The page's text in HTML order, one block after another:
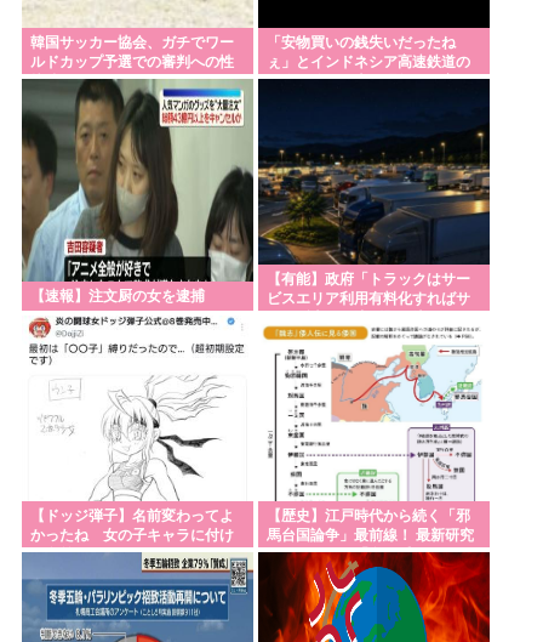
Powered by livedoor 相互RSS
韓国サッカー協会、ガチでワー
ルドカップ予選での審判への性
接待がバレる
「安物買いの銭失いだったね
ぇ」とインドネシア高速鉄道の
最終処分に日本側騒然、国家予
【速報】注文厨の女を逮捕
【有能】政府「トラックはサー
ビスエリア利用有料化すればサ
ね？」
【ドッジ弾子】名前変わってよ
かったね 女の子キャラに付け
る名前じゃねえだろ…
【歴史】江戸時代から続く「邪
馬台国論争」最前線！ 最新研究
で見えてきた「卑弥呼の国」の
有力説